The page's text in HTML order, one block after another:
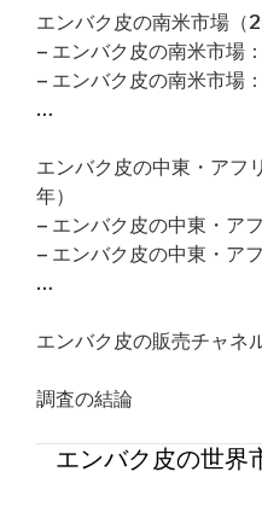
エンバク皮の南米市場（
– エンバク皮の南米市場
– エンバク皮の南米市場
…
エンバク皮の中東・ア
年）
– エンバク皮の中東・ア
– エンバク皮の中東・ア
…
エンバク皮の販売チャネ
調査の結論
エンバク皮の世